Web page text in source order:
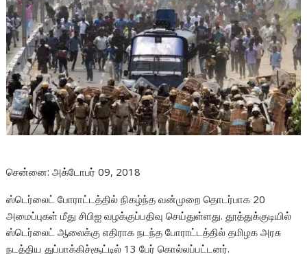
சென்னை: அக்டோபர் 09, 2018
ஸ்டெர்லைட் போராட்டத்தில் நிகழ்ந்த வன்முறை தொடர்பாக 20
அமைப்புகள் மீது சிபிஐ வழக்குப்பதிவு செய்துள்ளது. தூத்துக்குடியில்
ஸ்டெர்லைட் ஆலைக்கு எதிராக நடந்த போராட்டத்தில் தமிழக அரசு
நடத்திய துப்பாக்கிச்சூட்டில் 13 பேர் கொல்லப்பட்டனர்.